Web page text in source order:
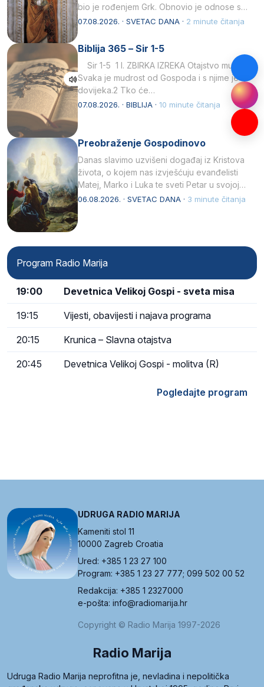
bio je rođenjem Grk. Obnovio je odnose s
afričkim…
07.08.2026. · SVETAC DANA · 2 minute čitanja
Biblija 365 – Sir 1-5
Sir 1-5 1 I. ZBIRKA IZREKA Otajstvo mudrosti
Svaka je mudrost od Gospoda i s njime je
dovijeka.2 Tko će…
07.08.2026. · BIBLIJA · 10 minute čitanja
Preobraženje Gospodinovo
Danas slavimo uzvišeni događaj iz Kristova
života, o kojem nas izvješćuju evanđelisti
Matej, Marko i Luka te sveti Petar u svojoj
drugoj…
06.08.2026. · SVETAC DANA · 3 minute čitanja
Program Radio Marija
19:00 Devetnica Velikoj Gospi - sveta misa
19:15 Vijesti, obavijesti i najava programa
20:15 Krunica – Slavna otajstva
20:45 Devetnica Velikoj Gospi - molitva (R)
Pogledajte program
UDRUGA RADIO MARIJA
Kameniti stol 11
10000 Zagreb Croatia
Ured: +385 1 23 27 100
Program: +385 1 23 27 777; 099 502 00 52
Redakcija: +385 1 2327000
e-pošta: info@radiomarija.hr
Copyright © Radio Marija 1997-2026
Radio Marija
Udruga Radio Marija neprofitna je, nevladina i nepolitička